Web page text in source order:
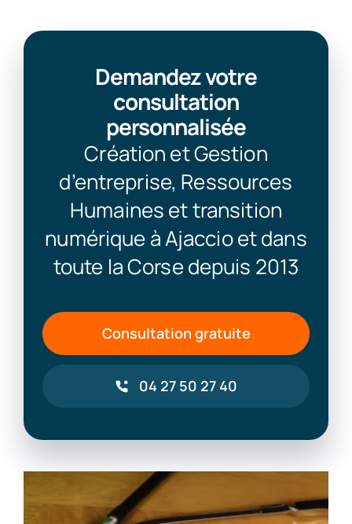
Demandez votre
consultation
personnalisée
Création et Gestion
d’entreprise, Ressources
Humaines et transition
numérique à Ajaccio et dans
toute la Corse depuis 2013
Consultation gratuite
04 27 50 27 40